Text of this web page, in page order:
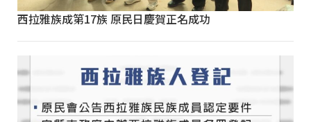
西拉雅族成第17族 原民日慶賀正名成功